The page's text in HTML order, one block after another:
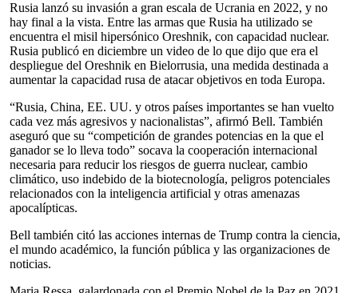
Rusia lanzó su invasión a gran escala de Ucrania en 2022, y no
hay final a la vista. Entre las armas que Rusia ha utilizado se
encuentra el misil hipersónico Oreshnik, con capacidad nuclear.
Rusia publicó en diciembre un video de lo que dijo que era el
despliegue del Oreshnik en Bielorrusia, una medida destinada a
aumentar la capacidad rusa de atacar objetivos en toda Europa.
“Rusia, China, EE. UU. y otros países importantes se han vuelto
cada vez más agresivos y nacionalistas”, afirmó Bell. También
aseguró que su “competición de grandes potencias en la que el
ganador se lo lleva todo” socava la cooperación internacional
necesaria para reducir los riesgos de guerra nuclear, cambio
climático, uso indebido de la biotecnología, peligros potenciales
relacionados con la inteligencia artificial y otras amenazas
apocalípticas.
Bell también citó las acciones internas de Trump contra la ciencia,
el mundo académico, la función pública y las organizaciones de
noticias.